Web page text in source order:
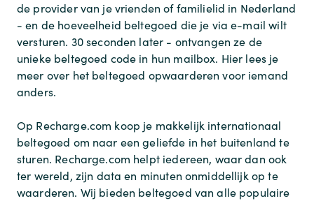
de provider van je vrienden of familielid in Nederland
- en de hoeveelheid beltegoed die je via e-mail wilt
versturen. 30 seconden later - ontvangen ze de
unieke beltegoed code in hun mailbox. Hier lees je
meer over het beltegoed opwaarderen voor iemand
anders.
Op Recharge.com koop je makkelijk internationaal
beltegoed om naar een geliefde in het buitenland te
sturen. Recharge.com helpt iedereen, waar dan ook
ter wereld, zijn data en minuten onmiddellijk op te
waarderen. Wij bieden beltegoed van alle populaire